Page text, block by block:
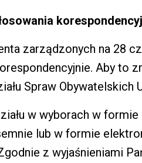
zarządzonych na 28
Aby to
Spraw Obywatelskich
w wyborach w
lub w formie
z wyjaśnieniami